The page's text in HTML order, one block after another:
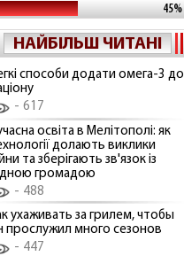
45%
НАЙБІЛЬШ ЧИТАНІ
способи додати омега-3 до
617
освіта в Мелітополі: як
долають виклики
та зберігають зв'язок із
громадою
488
ухаживать за грилем, чтобы
прослужил много сезонов
447